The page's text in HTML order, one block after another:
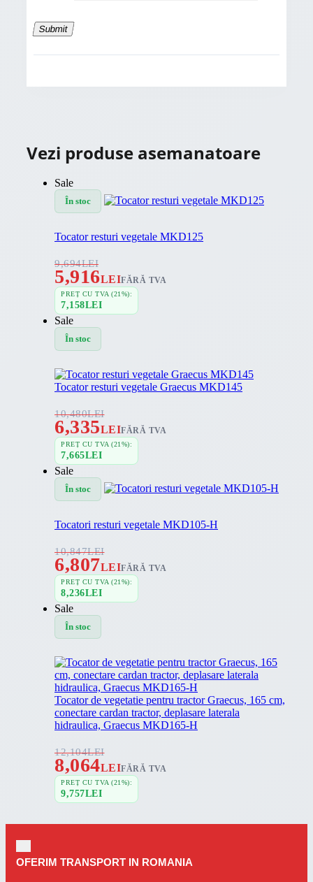
Vezi produse asemanatoare
Sale
În stoc
Tocator resturi vegetale MKD125
9,694LEI
5,916LEIFĂRĂ TVA
PREȚ CU TVA (21%):
7,158LEI
Sale
În stoc
Tocator resturi vegetale Graecus MKD145
10,480LEI
6,335LEIFĂRĂ TVA
PREȚ CU TVA (21%):
7,665LEI
Sale
În stoc
Tocatori resturi vegetale MKD105-H
10,847LEI
6,807LEIFĂRĂ TVA
PREȚ CU TVA (21%):
8,236LEI
Sale
În stoc
Tocator de vegetatie pentru tractor Graecus, 165 cm,
conectare cardan tractor, deplasare laterala
hidraulica, Graecus MKD165-H
12,104LEI
8,064LEIFĂRĂ TVA
PREȚ CU TVA (21%):
9,757LEI
OFERIM TRANSPORT IN ROMANIA